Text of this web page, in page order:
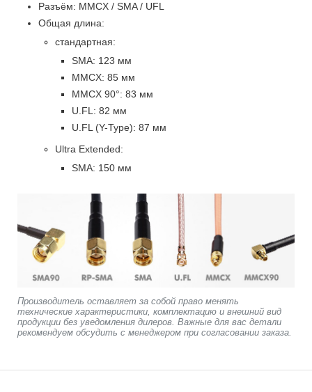
Разъём: MMCX / SMA / UFL
Общая длина:
стандартная:
SMA: 123 мм
MMCX: 85 мм
MMCX 90°: 83 мм
U.FL: 82 мм
U.FL (Y-Type): 87 мм
Ultra Extended:
SMA: 150 мм
Производитель оставляет за собой право менять
технические характеристики, комплектацию и внешний вид
продукции без уведомления дилеров. Важные для вас детали
рекомендуем обсудить с менеджером при согласовании заказа.